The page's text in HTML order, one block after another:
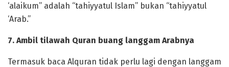
‘alaikum” adalah “tahiyyatul Islam” bukan “tahiyyatul
‘Arab.”
7. Ambil tilawah Quran buang langgam Arabnya
Termasuk baca Alquran tidak perlu lagi dengan langgam